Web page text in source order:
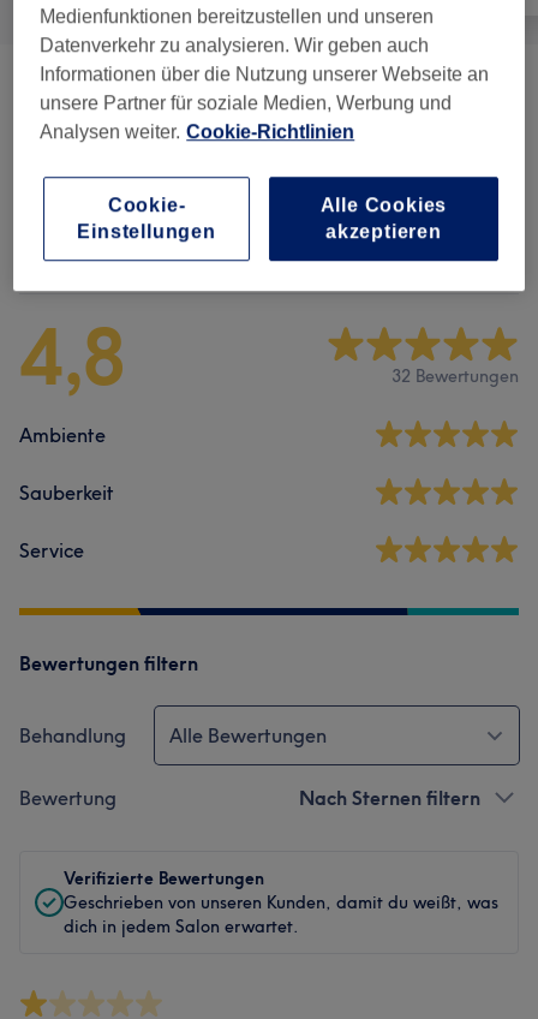
Waxing ( 11) ab 15 €
Salonbewertungen
4,8 32 Bewertungen
Ambiente
Sauberkeit
Service
Bewertungen filtern
Behandlung Alle Bewertungen
Bewertung Nach Sternen filtern
Verifizierte Bewertungen
Geschrieben von unseren Kunden, damit du weißt, was
dich in jedem Salon erwartet.
Medienfunktionen bereitzustellen und unseren
Datenverkehr zu analysieren. Wir geben auch
Informationen über die Nutzung unserer Webseite an
unsere Partner für soziale Medien, Werbung und
Analysen weiter. Cookie-Richtlinien
Cookie-
Einstellungen
Alle Cookies
akzeptieren